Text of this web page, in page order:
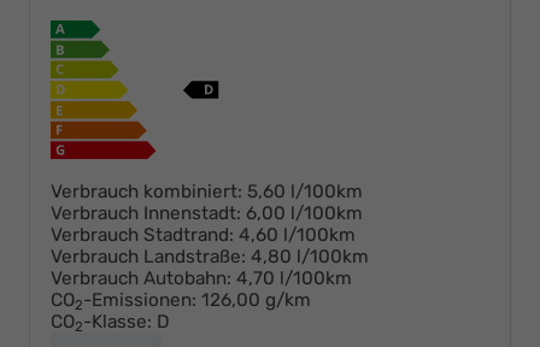
Verbrauch kombiniert: 5,60 l/100km
Verbrauch Innenstadt: 6,00 l/100km
Verbrauch Stadtrand: 4,60 l/100km
Verbrauch Landstraße: 4,80 l/100km
Verbrauch Autobahn: 4,70 l/100km
CO2-Emissionen: 126,00 g/km
CO2-Klasse: D